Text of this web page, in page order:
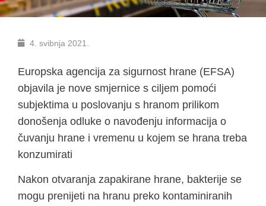
4. svibnja 2021.
Europska agencija za sigurnost hrane (EFSA)
objavila je nove smjernice s ciljem pomoći
subjektima u poslovanju s hranom prilikom
donošenja odluke o navođenju informacija o
čuvanju hrane i vremenu u kojem se hrana treba
konzumirati
Nakon otvaranja zapakirane hrane, bakterije se
mogu prenijeti na hranu preko kontaminiranih